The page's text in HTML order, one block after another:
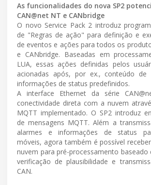
As funcionalidades do nova SP2
CAN@net NT e CANbridge
O novo Service Pack 2 introduz
de "Regras de ação" para definição e
de eventos e ações para todos os
e CANbridge. Baseadas em
LUA, essas ações definidas pelos
acionadas após, por ex., conteúdo de
informações de status predefinidos.
A interface Ethernet da série
conectividade direta com a nuvem
MQTT implementado. O SP2 introduz
de mensagens MQTT. Além a
alarmes e informações de status
móveis, agora também é possível
nuvem para pré-processamento baseado
verificação de plausibilidade e
CAN.